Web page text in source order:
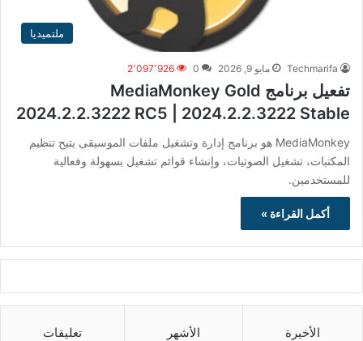
ملتميديا
Techmarifa مايو 9, 2026 0 2٬097٬926
تفعيل برنامج MediaMonkey Gold
2024.2.2.3222 RC5 | 2024.2.2.3222 Stable
MediaMonkey هو برنامج إدارة وتشغيل ملفات الموسيقى يتيح تنظيم
المكتبات، تشغيل الصوتيات، وإنشاء قوائم تشغيل بسهولة وفعالية
للمستخدمين.
أكمل القراءة »
الأخيرة الأشهر تعليقات